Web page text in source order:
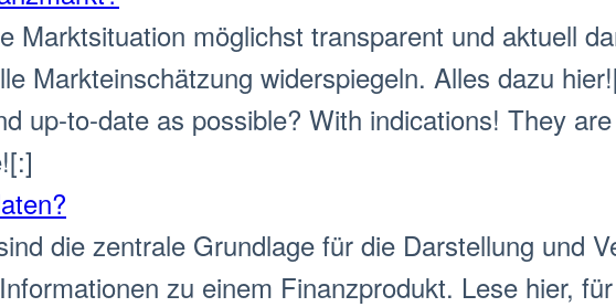
Marktsituation möglichst transparent und aktuell
Markteinschätzung widerspiegeln. Alles dazu
up-to-date as possible? With indications! They
die zentrale Grundlage für die Darstellung und
zu einem Finanzprodukt. Lese hier,